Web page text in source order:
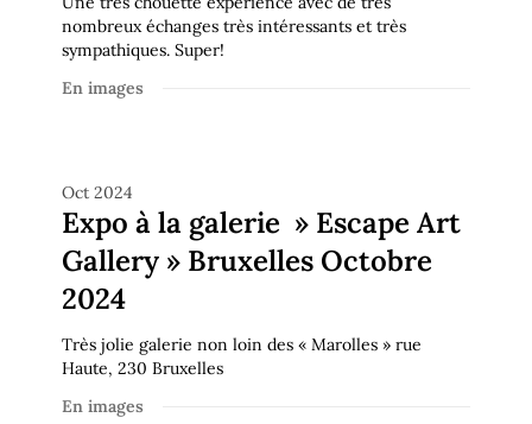
nombreux échanges très intéressants et très
sympathiques. Super!
En images
Oct 2024
Expo à la galerie » Escape Art
Gallery » Bruxelles Octobre
2024
Très jolie galerie non loin des « Marolles » rue
Haute, 230 Bruxelles
En images